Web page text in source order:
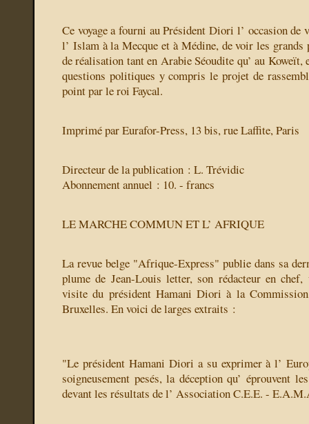
Ce voyage a fourni au Président Diori l’ occasion
l’ Islam à la Mecque et à Médine, de voir les
de réalisation tant en Arabie Séoudite qu’ au Koweït,
questions politiques y compris le projet de
point par le roi Faycal.
Imprimé par Eurafor-Press, 13 bis, rue Laffite, Paris
Directeur de la publication : L. Trévidic
Abonnement annuel : 10. - francs
LE MARCHE COMMUN ET L’ AFRIQUE
La revue belge "Afrique-Express" publie dans sa
plume de Jean-Louis letter, son rédacteur en
visite du président Hamani Diori à la
Bruxelles. En voici de larges extraits :
"Le président Hamani Diori a su exprimer à l’
soigneusement pesés, la déception qu’ éprouvent
devant les résultats de l’ Association C.E.E. -